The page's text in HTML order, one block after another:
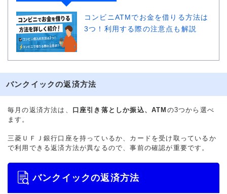
コンビニATMでお金を借りる方法は
3つ！利用する際の注意点も解説
バンクイックの返済方法
毎月の返済方法は、 口座引き落としか振込、ATM の3つから選べ
ます。
三菱ＵＦＪ銀行口座を持っているか、カードを受け取っているか
で利用できる返済方法が異なるので、事前の確認が重要です。
バンクイックの返済方法